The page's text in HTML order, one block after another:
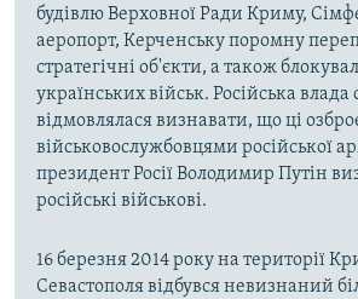
будівлю Верховної Ради Криму,
аеропорт, Керченську поромну
стратегічні об'єкти, а також
українських військ. Російська влада
відмовлялася визнавати, що ці
військовослужбовцями російської
президент Росії Володимир Путін
російські військові.
16 березня 2014 року на території
Севастополя відбувся невизнаний